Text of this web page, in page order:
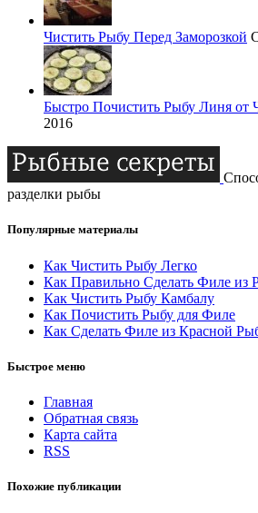
Чистить Рыбу Перед Заморозкой
Быстро Почистить Рыбу Линя от
2016
разделки рыбы
Популярные материалы
Как Чистить Рыбу Легко
Как Правильно Сделать Филе из
Как Чистить Рыбу Камбалу
Как Почистить Рыбу для Филе
Как Сделать Филе из Красной
Быстрое меню
Главная
Обратная связь
Карта сайта
RSS
Похожие публикации